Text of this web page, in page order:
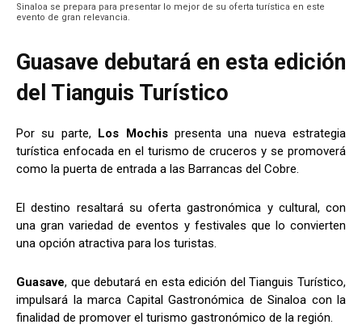
Sinaloa se prepara para presentar lo mejor de su oferta turística en este
evento de gran relevancia.
Guasave debutará en esta edición
del Tianguis Turístico
Por su parte, Los Mochispresenta una nueva estrategia
turística enfocada en el turismo de cruceros y se promoverá
como la puerta de entrada a las Barrancas del Cobre.
El destino resaltará su oferta gastronómica y cultural, con
una gran variedad de eventos y festivales que lo convierten
una opción atractiva para los turistas.
Guasave, que debutará en esta edición del Tianguis Turístico,
impulsará la marca Capital Gastronómica de Sinaloa con la
finalidad de promover el turismo gastronómico de la región.